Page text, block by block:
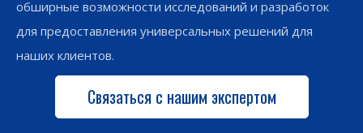
обширные возможности исследований и разработок
для предоставления универсальных решений для
наших клиентов.
Связаться с нашим экспертом